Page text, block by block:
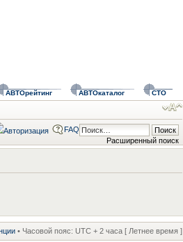
АВТОрейтинг АВТОкаталог СТО
Расширенный поиск
FAQ
• Часовой пояс: UTC + 2 часа [ Летнее время ]